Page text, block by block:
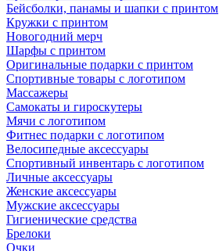
Бейсболки, панамы и шапки с принтом
Кружки с принтом
Новогодний мерч
Шарфы с принтом
Оригинальные подарки с принтом
Спортивные товары с логотипом
Массажеры
Самокаты и гироскутеры
Мячи с логотипом
Фитнес подарки с логотипом
Велосипедные аксессуары
Спортивный инвентарь с логотипом
Личные аксессуары
Женские аксессуары
Мужские аксессуары
Гигиенические средства
Брелоки
Очки